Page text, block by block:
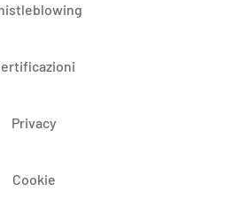
Privacy
Cookie